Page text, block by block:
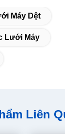
Máy Dệt
Lưới Máy
Liên